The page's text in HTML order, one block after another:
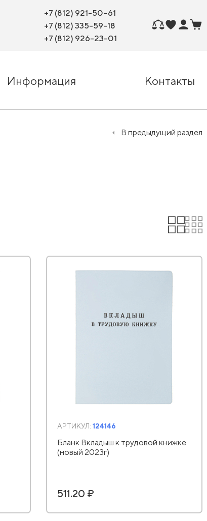
+7 (812) 921-50-61
+7 (812) 335-59-18
+7 (812) 926-23-01
Информация Контакты
В предыдущий раздел
АРТИКУЛ: 124146
Бланк Вкладыш к трудовой книжке
(новый 2023г)
511.20 ₽